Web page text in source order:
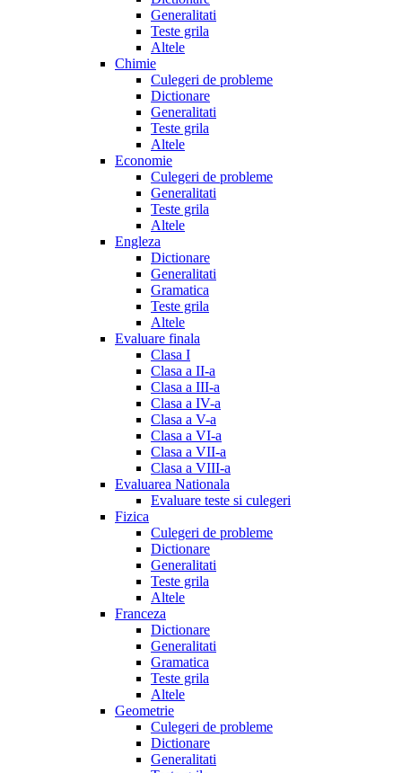
Generalitati
Teste grila
Altele
Chimie
Culegeri de probleme
Dictionare
Generalitati
Teste grila
Altele
Economie
Culegeri de probleme
Generalitati
Teste grila
Altele
Engleza
Dictionare
Generalitati
Gramatica
Teste grila
Altele
Evaluare finala
Clasa I
Clasa a II-a
Clasa a III-a
Clasa a IV-a
Clasa a V-a
Clasa a VI-a
Clasa a VII-a
Clasa a VIII-a
Evaluarea Nationala
Evaluare teste si culegeri
Fizica
Culegeri de probleme
Dictionare
Generalitati
Teste grila
Altele
Franceza
Dictionare
Generalitati
Gramatica
Teste grila
Altele
Geometrie
Culegeri de probleme
Dictionare
Generalitati